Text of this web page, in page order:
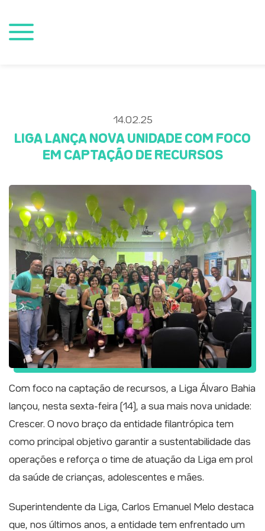
14.02.25
LIGA LANÇA NOVA UNIDADE COM FOCO
EM CAPTAÇÃO DE RECURSOS
Com foco na captação de recursos, a Liga Álvaro Bahia
lançou, nesta sexta-feira (14), a sua mais nova unidade:
Crescer. O novo braço da entidade filantrópica tem
como principal objetivo garantir a sustentabilidade das
operações e reforça o time de atuação da Liga em prol
da saúde de crianças, adolescentes e mães.
Superintendente da Liga, Carlos Emanuel Melo destaca
que, nos últimos anos, a entidade tem enfrentado um